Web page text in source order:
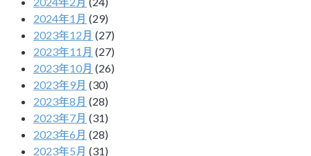
2024年1月 (29)
2023年12月 (27)
2023年11月 (27)
2023年10月 (26)
2023年9月 (30)
2023年8月 (28)
2023年7月 (31)
2023年6月 (28)
2023年5月 (31)